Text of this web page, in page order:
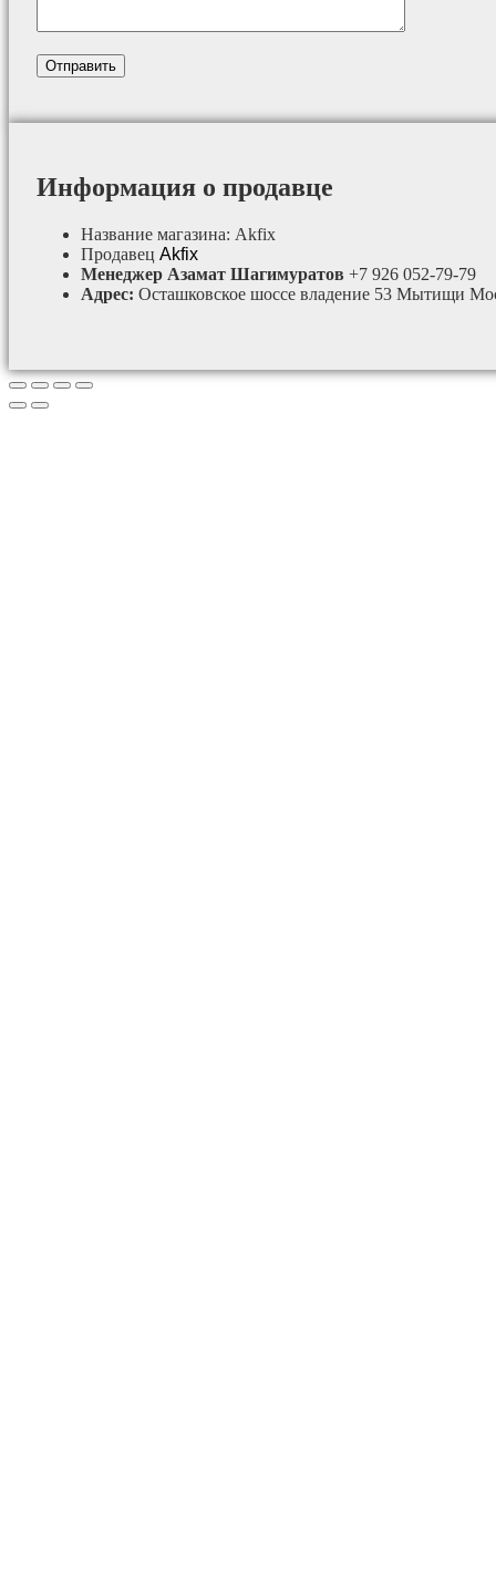
Информация о продавце
Название магазина: Akfix
Продавец Akfix
Менеджер Азамат Шагимуратов +7 926 052-79-79
Адрес: Осташковское шоссе владение 53 Мытищи